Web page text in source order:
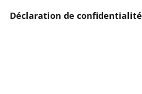
Déclaration de confidentialité